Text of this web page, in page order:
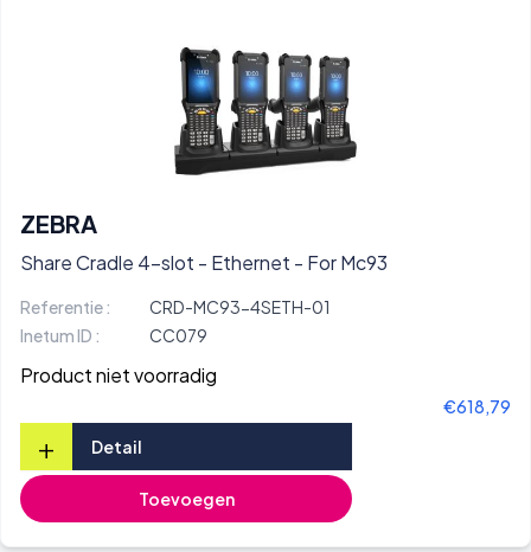
ZEBRA
Share Cradle 4-slot - Ethernet - For Mc93
Referentie :
CRD-MC93-4SETH-01
Inetum ID :
CC079
Product niet voorradig
€618,79
+ Detail
Toevoegen